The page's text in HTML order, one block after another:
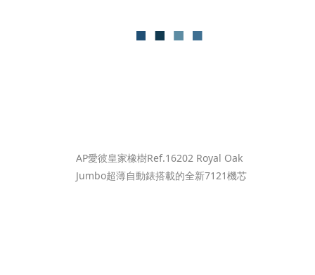
AP愛彼皇家橡樹Ref.16202 Royal Oak
Jumbo超薄自動錶搭載的全新7121機芯